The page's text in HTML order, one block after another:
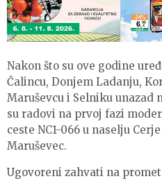
Nakon što su ove godine
Čalincu, Donjem Ladanju,
Maruševcu i Selniku unazad
su radovi na prvoj fazi
ceste NC1-066 u naselju
Maruševec.
Ugovoreni zahvati na